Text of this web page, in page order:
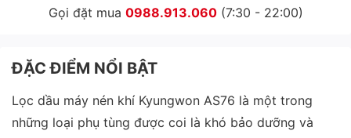
Gọi đặt mua 0988.913.060(7:30 - 22:00)
ĐẶC ĐIỂM NỔI BẬT
Lọc dầu máy nén khí Kyungwon AS76 là một trong
những loại phụ tùng được coi là khó bảo dưỡng và